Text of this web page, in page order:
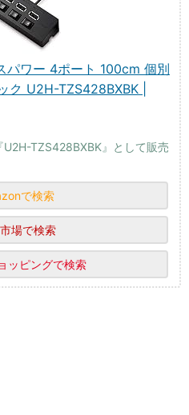
パワー 4ポート 100cm 個別
ク U2H-TZS428BXBK |
TZS428BXBK』として販売
で検索
場で検索
ッピングで検索